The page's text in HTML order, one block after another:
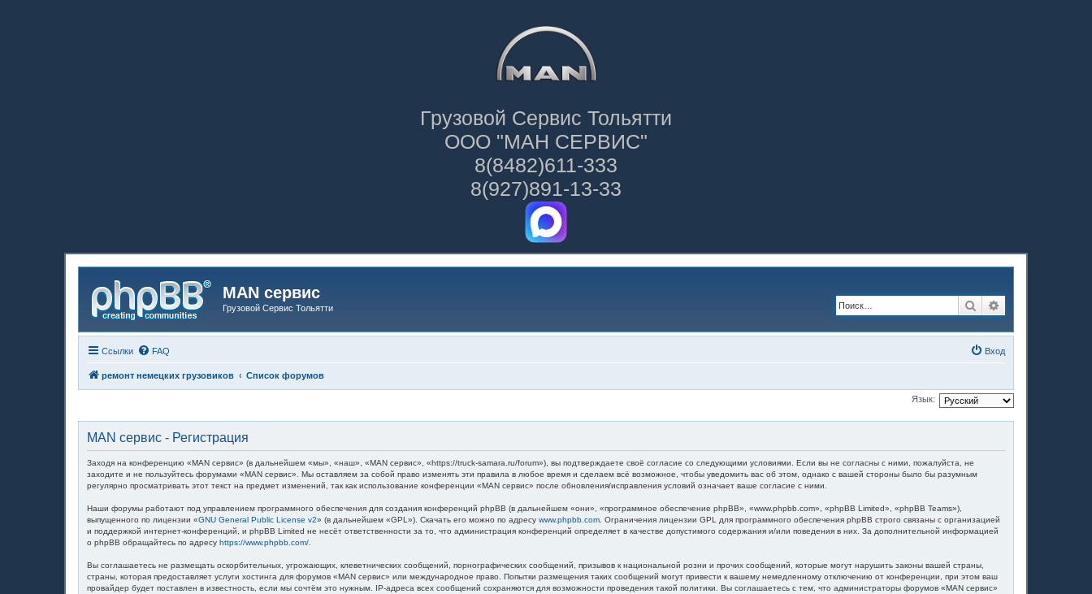
Грузовой Сервис Тольятти
ООО "МАН СЕРВИС"
8(8482)611-333
8(927)891-13-33
MAN сервис
Грузовой Сервис Тольятти Поиск
Ссылки FAQ Вход
ремонт немецких грузовиков Список форумов
Язык:
MAN сервис - Регистрация
Заходя на конференцию «MAN сервис» (в дальнейшем «мы», «наш», «MAN сервис», «https://truck-samara.ru/forum»), вы подтверждаете своё согласие со следующими условиями. Если вы не согласны с ними, пожалуйста, не
заходите и не пользуйтесь форумами «MAN сервис». Мы оставляем за собой право изменять эти правила в любое время и сделаем всё возможное, чтобы уведомить вас об этом, однако с вашей стороны было бы разумным
регулярно просматривать этот текст на предмет изменений, так как использование конференции «MAN сервис» после обновления/исправления условий означает ваше согласие с ними.
Наши форумы работают под управлением программного обеспечения для создания конференций phpBB (в дальнейшем «они», «программное обеспечение phpBB», «www.phpbb.com», «phpBB Limited», «phpBB Teams»),
выпущенного по лицензии «GNU General Public License v2» (в дальнейшем «GPL»). Скачать его можно по адресу www.phpbb.com . Ограничения лицензии GPL для программного обеспечения phpBB строго связаны с организацией
и поддержкой интернет-конференций, и phpBB Limited не несёт ответственности за то, что администрация конференций определяет в качестве допустимого содержания и/или поведения в них. За дополнительной информацией
о phpBB обращайтесь по адресу https://www.phpbb.com/
Вы соглашаетесь не размещать оскорбительных, угрожающих, клеветнических сообщений, порнографических сообщений, призывов к национальной розни и прочих сообщений, которые могут нарушить законы вашей страны,
страны, которая предоставляет услуги хостинга для форумов «MAN сервис» или международное право. Попытки размещения таких сообщений могут привести к вашему немедленному отключению от конференции, при этом ваш
провайдер будет поставлен в известность, если мы сочтём это нужным. IP-адреса всех сообщений сохраняются для возможности проведения такой политики. Вы соглашаетесь с тем, что администраторы форумов «MAN сервис»